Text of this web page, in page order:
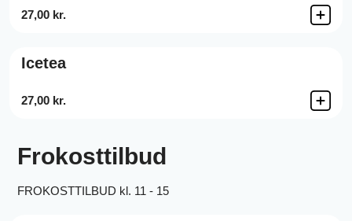
27,00 kr.
Icetea
27,00 kr.
Frokosttilbud
FROKOSTTILBUD kl. 11 - 15